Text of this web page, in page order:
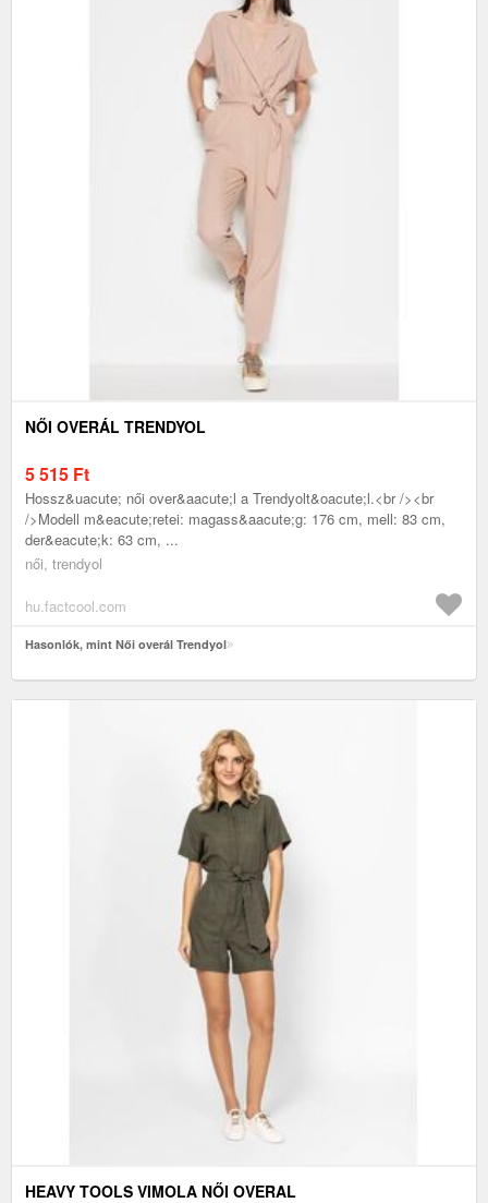
NŐI OVERÁL TRENDYOL
5 515 Ft
Hossz&uacute; női over&aacute;l a Trendyolt&oacute;l.<br /><br
/>Modell m&eacute;retei: magass&aacute;g: 176 cm, mell: 83 cm,
der&eacute;k: 63 cm, ...
női, trendyol
hu.factcool.com
Hasonlók, mint Női overál Trendyol
HEAVY TOOLS VIMOLA NŐI OVERAL